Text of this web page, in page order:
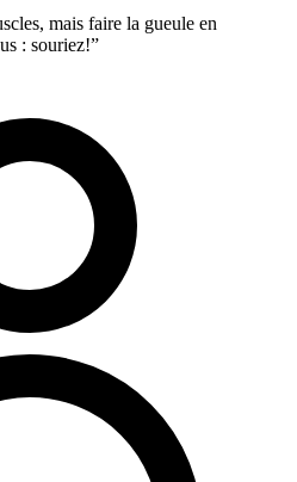
mais faire la gueule en
: souriez!”